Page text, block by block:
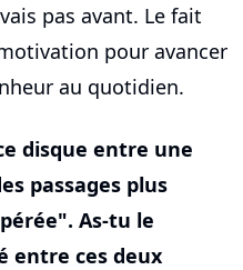
pas avant. Le fait
pour avancer
au quotidien.
disque entre une
passages plus
As-tu le
entre ces deux